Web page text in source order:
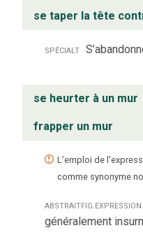
se taper la tête
spécialt
se heurter à un mur
frapper un mur
L’emploi de
comme synonyme
abstraitfig. expression
généralement